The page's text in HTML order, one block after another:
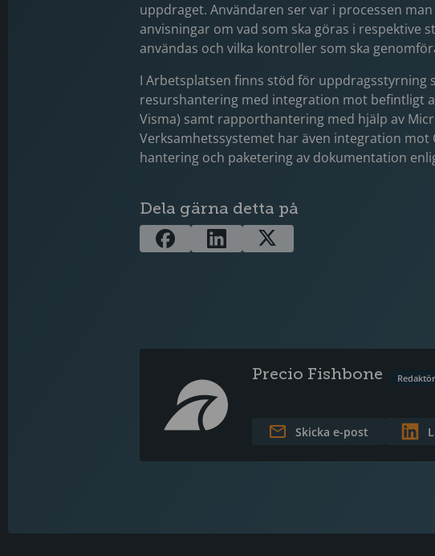
uppdraget. Användaren ser var i processen
anvisningar om vad som ska göras i respektive
användas och vilka kontroller som ska
I Arbetsplatsen finns stöd för uppdragsstyrning
resurshantering med integration mot befintligt
Visma) samt rapporthantering med hjälp av
Verksamhetssystemet har även integration mot
hantering och paketering av dokumentation
Dela gärna detta på
Precio Fishbone Redaktör
Skicka e-post